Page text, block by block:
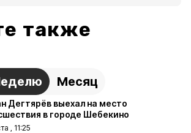
также
Месяц
Дегтярёв выехал на место
в городе Шебекино
, 11:25